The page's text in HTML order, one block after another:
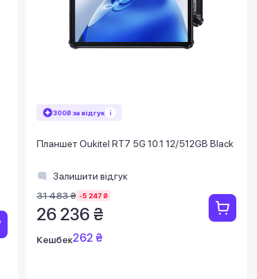
300₴ за відгук
Планшет Oukitel RT7 5G 10.1 12/512GB Black
Залишити відгук
31 483 ₴ -5 247 ₴
26 236 ₴
Кешбек262 ₴